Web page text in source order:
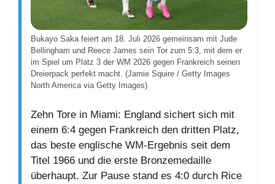
Bukayo Saka feiert am 18. Juli 2026 gemeinsam mit Jude
Bellingham und Reece James sein Tor zum 5:3, mit dem er
im Spiel um Platz 3 der WM 2026 gegen Frankreich seinen
Dreierpack perfekt macht. (Jamie Squire / Getty Images
North America via Getty Images)
Zehn Tore in Miami: England sichert sich mit
einem 6:4 gegen Frankreich den dritten Platz,
das beste englische WM-Ergebnis seit dem
Titel 1966 und die erste Bronzemedaille
überhaupt. Zur Pause stand es 4:0 durch Rice